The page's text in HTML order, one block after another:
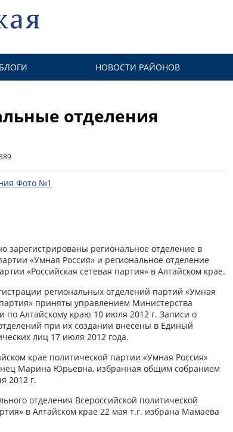
БЛОГИ НОВОСТИ РАЙОНОВ
отделения
зарегистрированы региональное отделение в
«Умная Россия» и региональное отделение
«Российская сетевая партия» в Алтайском крае.
региональных отделений партий «Умная
партия» приняты управлением Министерства
по Алтайскому краю 10 июля 2012 г. Записи о
при их создании внесены в Единый
лиц 17 июля 2012 года.
крае политической партии «Умная Россия»
Марина Юрьевна, избранная общим собранием
2012 г.
отделения Всероссийской политической
в Алтайском крае 22 мая т.г. избрана Мамаева